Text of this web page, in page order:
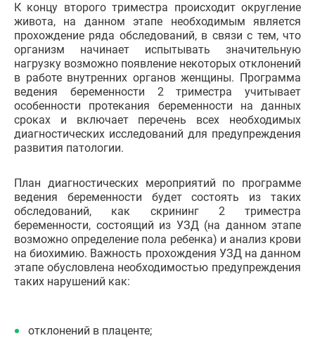
К концу второго триместра происходит округление
живота, на данном этапе необходимым является
прохождение ряда обследований, в связи с тем, что
организм начинает испытывать значительную
нагрузку возможно появление некоторых отклонений
в работе внутренних органов женщины. Программа
ведения беременности 2 триместра учитывает
особенности протекания беременности на данных
сроках и включает перечень всех необходимых
диагностических исследований для предупреждения
развития патологии.
План диагностических мероприятий по программе
ведения беременности будет состоять из таких
обследований, как скрининг 2 триместра
беременности, состоящий из УЗД (на данном этапе
возможно определение пола ребенка) и анализ крови
на биохимию. Важность прохождения УЗД на данном
этапе обусловлена необходимостью предупреждения
таких нарушений как:
отклонений в плаценте;